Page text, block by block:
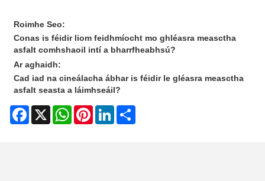
Roimhe Seo:
Conas is féidir liom feidhmíocht mo ghléasra measctha
asfalt comhshaoil ​​intí a bharrfheabhsú?
Ar aghaidh:
Cad iad na cineálacha ábhar is féidir le gléasra measctha
asfalt seasta a láimhseáil?
Facebook
X WhatsAppPinterestLinkedIn